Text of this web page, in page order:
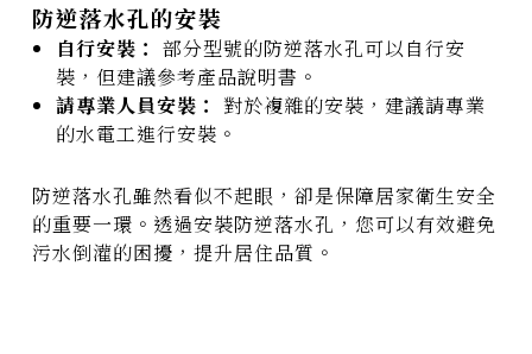
防逆落水孔的安裝
自行安裝： 部分型號的防逆落水孔可以自行安
裝，但建議參考產品說明書。
請專業人員安裝： 對於複雜的安裝，建議請專業
的水電工進行安裝。
防逆落水孔雖然看似不起眼，卻是保障居家衛生安全
的重要一環。透過安裝防逆落水孔，您可以有效避免
污水倒灌的困擾，提升居住品質。